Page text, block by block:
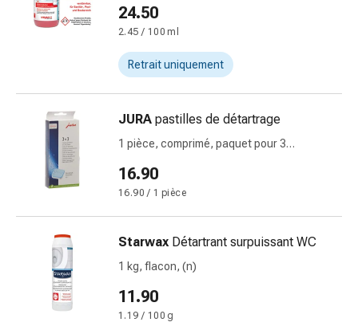
et
des
Bandes
Pansements
pour
doigts
Pansements
de
fixation
Bandes
compression
24.50
2.45 / 100 ml
Retrait uniquement
JURA pastilles de détartrage
1 pièce, comprimé, paquet pour 3
16.90
16.90 / 1 pièce
Starwax Détartrant surpuissant WC
1 kg, flacon, (n)
11.90
1.19 / 100 g